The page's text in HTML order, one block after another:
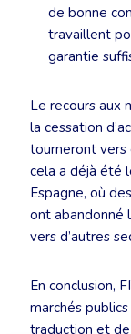
de bonne
travaillent
garantie
Le recours aux
la cessation
tourneront vers
cela a déjà été
Espagne, où
ont abandonné
vers d’autres
En conclusion,
marchés
traduction et